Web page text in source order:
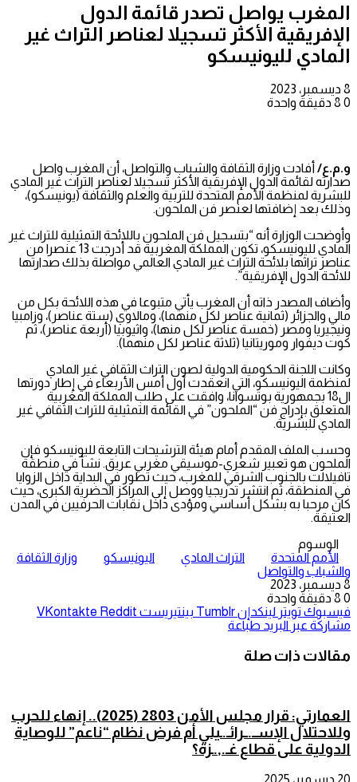
المغرب يواصل تصدر قائمة الدول
الإفريقية الأكثر تسجيلا لعناصر التراث غير
المادي لليونيسكو
8 ديسمبر، 2023
0
دقيقة واحدة
و.م.ع/ أفادت وزارة الثقافة والشباب والتواصل، أن المغرب واصل
صدارته لقائمة الدول الإفريقية الأكثر تسجيلا لعناصر التراث غير المادي
للبشرية لمنظمة الأمم المتحدة للتربية والعلم والثقافة (يونيسكو)،
وذلك بعد إضافتها لعنصر فن الملحون.
وأوضحت الوزارة أنه “بتسجيل فن الملحون باللائحة التمثيلية للتراث غير
المادي لليونيسكو، تكون المملكة المغربية قد أدرجت 13 عنصرا من
عناصر تراثها بلائحة التراث غير المادي العالمي مواصلة بذلك صدارتها
للائحة الدول الإفريقية”.
وأضاف المصدر ذاته أن المغرب يأتي متبوعا في هذه اللائحة بكل من
مالي والجزائر (ثمانية عناصر لكل منهما)، ومالاوي (ستة عناصر)، وزامبيا
ونيجيريا ومصر (خمسة عناصر لكل منها)، واثيوبيا (أربعة عناصر)، ثم
كوت ديفوار وموريتانيا (ثلاثة عناصر لكل منهما).
وكانت اللجنة الحكومية الدولية لصون التراث الثقافي غير المادي
لمنظمة اليونيسكو، التي انعقدت أول أمس الأربعاء في إطار دورتها
ال18 بجمهورية بوتسوانا، وافقت على طلب المملكة المغربية
المتعلق بإدراج فن “الملحون” في القائمة التمثيلية للتراث الثقافي غير
المادي للبشرية.
وحسب الملف المقدم أمام هيئة الترشيحات التابعة لليونيسكو فإن
الملحون هو تعبير شعري-موسيقي مغربي عريق. نشأ في منطقة
تافيلالت بالجنوب الشرقي للمغرب، حيث تطور في البداية داخل الزوايا
في المنطقة، ثم انتشر تدريجيا ووصل إلى المراكز الحضرية الكبرى، حيث
كان مرحبا به بشكل أساسي ومؤدى داخل نقابات الحرفيين في المدن
العتيقة.
الوسوم
الأمم المتحدة
التراث المادي اليونيسكو
وزارة الثقافة
والشباب والتواصل
8 ديسمبر، 2023
0
دقيقة واحدة
فيسبوك تويتر لينكدإن بينتيريست
مشاركة عبر البريد طباعة
مقالات ذات صلة
العمارتي: قرار مجلس الأمن 2803 (2025).. إنهاء للحرب
وللاحتلال الإســ.ــرائـ.ـيلي أم فرض نظام “ناعم” للوصاية
الدولية على قطاع غـ.,.ـزة؟
20 ديسمبر، 2025